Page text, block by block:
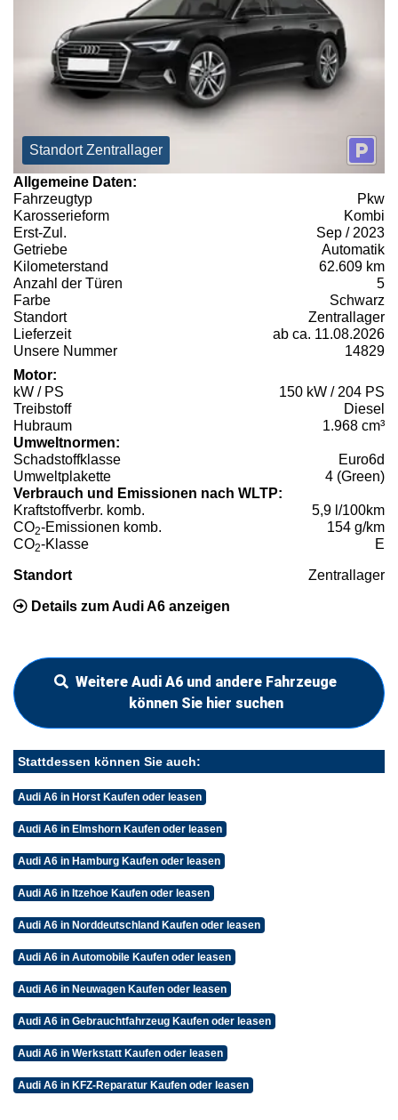
Standort Zentrallager
Allgemeine Daten:
Fahrzeugtyp
Pkw
Karosserieform
Kombi
Erst-Zul.
Sep / 2023
Getriebe
Automatik
Kilometerstand
62.609 km
Anzahl der Türen
5
Farbe
Schwarz
Standort
Zentrallager
Lieferzeit
ab ca. 11.08.2026
Unsere Nummer
14829
Motor:
kW / PS
150 kW / 204 PS
Treibstoff
Diesel
Hubraum
1.968 cm³
Umweltnormen:
Schadstoffklasse
Euro6d
Umweltplakette
4 (Green)
Verbrauch und Emissionen nach WLTP:
Kraftstoffverbr. komb.
5,9 l/100km
CO2-Emissionen komb.
154 g/km
CO2-Klasse E
Standort Zentrallager
Details zum Audi A6 anzeigen
Weitere Audi A6 und andere Fahrzeuge
können Sie hier suchen
Stattdessen können Sie auch:
Audi A6 in Horst Kaufen oder leasen
Audi A6 in Elmshorn Kaufen oder leasen
Audi A6 in Hamburg Kaufen oder leasen
Audi A6 in Itzehoe Kaufen oder leasen
Audi A6 in Norddeutschland Kaufen oder leasen
Audi A6 in Automobile Kaufen oder leasen
Audi A6 in Neuwagen Kaufen oder leasen
Audi A6 in Gebrauchtfahrzeug Kaufen oder leasen
Audi A6 in Werkstatt Kaufen oder leasen
Audi A6 in KFZ-Reparatur Kaufen oder leasen